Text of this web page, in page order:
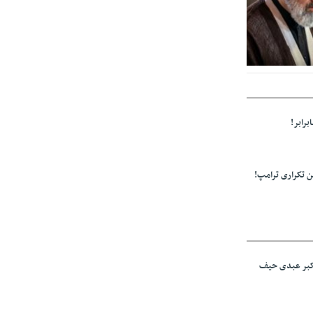
تکراری ترامپ!
عبدی حیف